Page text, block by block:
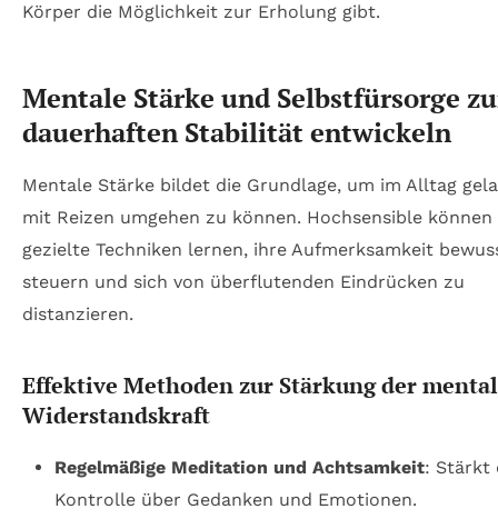
Körper die Möglichkeit zur Erholung gibt.
Mentale Stärke und Selbstfürsorge
dauerhaften Stabilität entwickeln
Mentale Stärke bildet die Grundlage, um im Alltag
mit Reizen umgehen zu können. Hochsensible
gezielte Techniken lernen, ihre Aufmerksamkeit
steuern und sich von überflutenden Eindrücken zu
distanzieren.
Effektive Methoden zur Stärkung der
Widerstandskraft
Regelmäßige Meditation und Achtsamkeit: Stärkt
Kontrolle über Gedanken und Emotionen.